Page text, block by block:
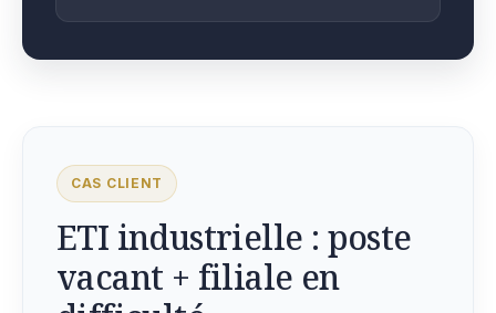
CAS CLIENT
ETI industrielle : poste
vacant + filiale en